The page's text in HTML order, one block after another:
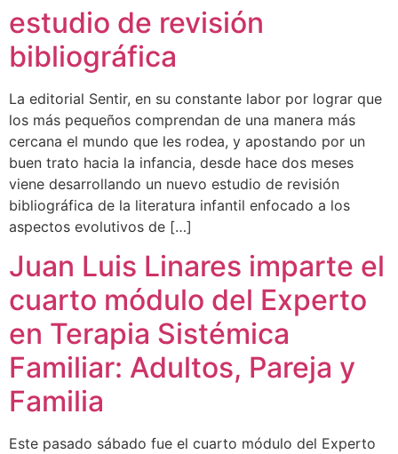
estudio de revisión
bibliográfica
La editorial Sentir, en su constante labor por lograr que
los más pequeños comprendan de una manera más
cercana el mundo que les rodea, y apostando por un
buen trato hacia la infancia, desde hace dos meses
viene desarrollando un nuevo estudio de revisión
bibliográfica de la literatura infantil enfocado a los
aspectos evolutivos de […]
Juan Luis Linares imparte el
cuarto módulo del Experto
en Terapia Sistémica
Familiar: Adultos, Pareja y
Familia
Este pasado sábado fue el cuarto módulo del Experto